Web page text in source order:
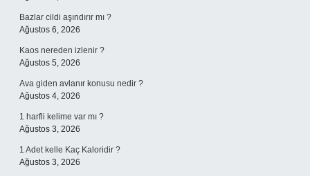
Bazlar cildi aşındırır mı ?
Ağustos 6, 2026
Kaos nereden izlenir ?
Ağustos 5, 2026
Ava giden avlanır konusu nedir ?
Ağustos 4, 2026
1 harfli kelime var mı ?
Ağustos 3, 2026
1 Adet kelle Kaç Kaloridir ?
Ağustos 3, 2026